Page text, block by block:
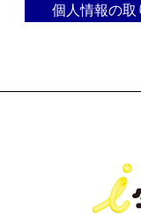
個人情報の取